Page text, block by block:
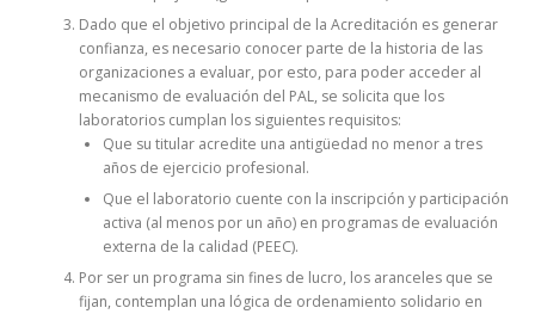
Dado que el objetivo principal de la Acreditación es generar
confianza, es necesario conocer parte de la historia de las
organizaciones a evaluar, por esto, para poder acceder al
mecanismo de evaluación del PAL, se solicita que los
laboratorios cumplan los siguientes requisitos:
Que su titular acredite una antigüedad no menor a tres
años de ejercicio profesional.
Que el laboratorio cuente con la inscripción y participación
activa (al menos por un año) en programas de evaluación
externa de la calidad (PEEC).
Por ser un programa sin fines de lucro, los aranceles que se
fijan, contemplan una lógica de ordenamiento solidario en